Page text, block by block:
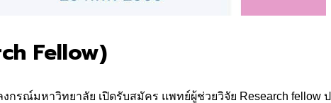
Fellow)
รณ์มหาวิทยาลัย เปิดรับสมัคร แพทย์ผู้ช่วยวิจัย Research fellow